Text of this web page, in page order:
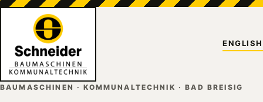
ENGLISH
BAUMASCHINEN · KOMMUNALTECHNIK · BAD BREISIG